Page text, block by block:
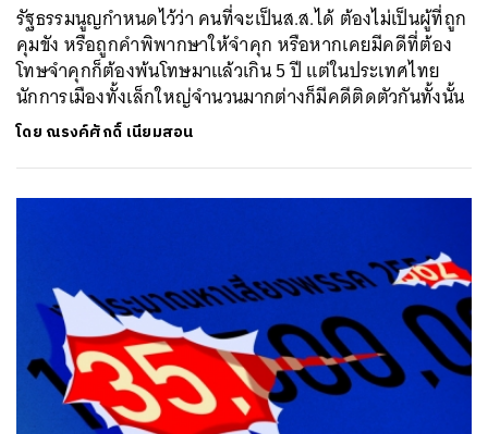
รัฐธรรมนูญกำหนดไว้ว่า คนที่จะเป็นส.ส.ได้ ต้องไม่เป็นผู้ที่ถูก
คุมขัง หรือถูกคําพิพากษาให้จําคุก หรือหากเคยมีคดีที่ต้อง
โทษจำคุกก็ต้องพ้นโทษมาแล้วเกิน 5 ปี แต่ในประเทศไทย
นักการเมืองทั้งเล็กใหญ่จำนวนมากต่างก็มีคดีติดตัวกันทั้งนั้น
โดย ณรงค์ศักดิ์ เนียมสอน